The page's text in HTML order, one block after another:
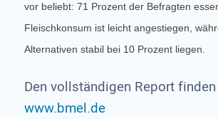
vor beliebt: 71 Prozent der Befragten
Fleischkonsum ist leicht angestiegen,
Alternativen stabil bei 10 Prozent liegen.
Den vollständigen Report
www.bmel.de